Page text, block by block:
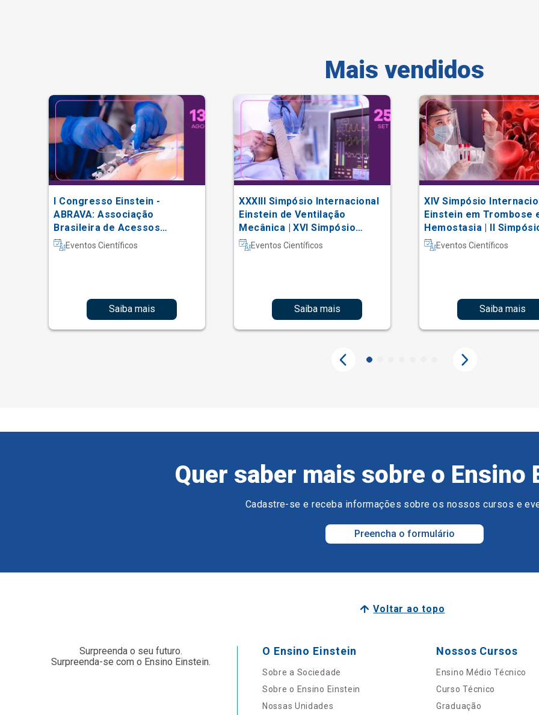
Mais vendidos
I Congresso Einstein -
ABRAVA: Associação
Brasileira de Acessos
Vasculares
Eventos Científicos
Saiba mais
XXXIII Simpósio Internacional
Einstein de Ventilação
Mecânica | XVI Simpósio
Internacional Einstein de
Fisioterapia em Terapia
Eventos Científicos
Saiba mais
XIV Simpósio
Einstein em Trombose
Hemostasia | II
Hematologia
Eventos Científicos
Saiba mais
Quer saber mais sobre o Ensino
Cadastre-se e receba informações sobre os nossos cursos e
Preencha o formulário
Voltar ao topo
Surpreenda o seu futuro.
Surpreenda-se com o Ensino Einstein.
O Ensino Einstein
Sobre a Sociedade
Sobre o Ensino Einstein
Nossas Unidades
Nossos Cursos
Ensino Médio Técnico
Curso Técnico
Graduação